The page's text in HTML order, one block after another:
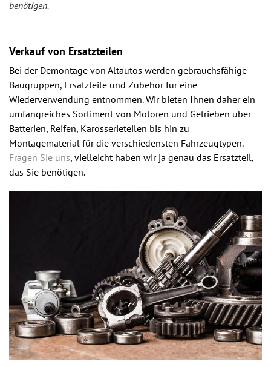
benötigen.
Verkauf von Ersatzteilen
Bei der Demontage von Altautos werden gebrauchsfähige
Baugruppen, Ersatzteile und Zubehör für eine
Wiederverwendung entnommen. Wir bieten Ihnen daher ein
umfangreiches Sortiment von Motoren und Getrieben über
Batterien, Reifen, Karosserieteilen bis hin zu
Montagematerial für die verschiedensten Fahrzeugtypen.
Fragen Sie uns, vielleicht haben wir ja genau das Ersatzteil,
das Sie benötigen.